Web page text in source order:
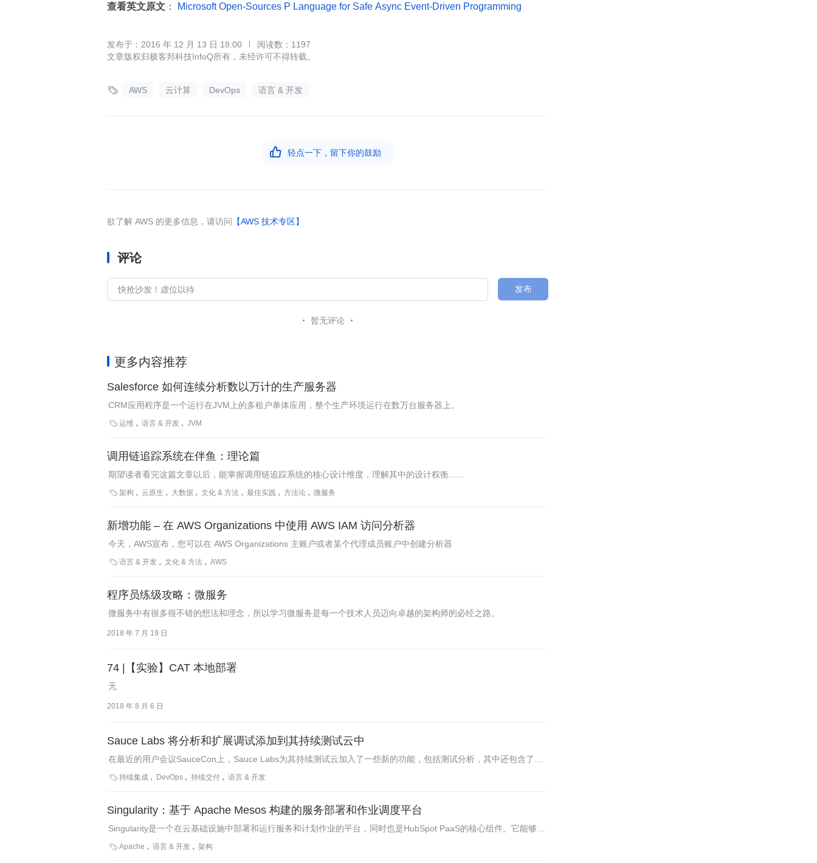
查看英文原文 ： Microsoft Open-Sources P Language for Safe Async Event-Driven Programming
2016 年 12 月 13 日 18:00
1197
文章版权归极客邦科技InfoQ所有，未经许可不得转载。
 AWS 云计算 DevOps 语言 & 开发
 轻点一下，留下你的鼓励
欲了解 AWS 的更多信息，请访问 【AWS 技术专区】
评论
发布
暂无评论
更多内容推荐
Salesforce 如何连续分析数以万计的生产服务器
CRM应用程序是一个运行在JVM上的多租户单体应用，整个生产环境运行在数万台服务器上。
运维 语言 & 开发 JVM
调用链追踪系统在伴鱼：理论篇
期望读者看完这篇文章以后，能掌握调用链追踪系统的核心设计维度，理解其中的设计权衡......
架构 云原生 大数据 文化 & 方法 最佳实践 方法论 微服务
新增功能 – 在 AWS Organizations 中使用 AWS IAM 访问分析器
今天，AWS宣布，您可以在 AWS Organizations 主账户或者某个代理成员账户中创建分析器
语言 & 开发 文化 & 方法 AWS
程序员练级攻略：微服务
微服务中有很多很不错的想法和理念，所以学习微服务是每一个技术人员迈向卓越的架构师的必经之路。
2018 年 7 月 19 日
74 |【实验】CAT 本地部署
无
2018 年 8 月 6 日
Sauce Labs 将分析和扩展调试添加到其持续测试云中
在最近的用户会议SauceCon上，Sauce Labs为其持续测试云加入了一些新的功能，包括测试分析，其中还包含了一
个仪表板，用于分析测试结果并显示浏览器和操作系统（包括安卓和iOS）常见的故障。
持续集成 DevOps 持续交付 语言 & 开发
Singularity：基于 Apache Mesos 构建的服务部署和作业调度平台
Singularity是一个在云基础设施中部署和运行服务和计划作业的平台，同时也是HubSpot PaaS的核心组件。它能够高
效地管理底层进程的生命周期，并可作为持续部署基础设施的基本组成部分。
Apache 语言 & 开发 架构